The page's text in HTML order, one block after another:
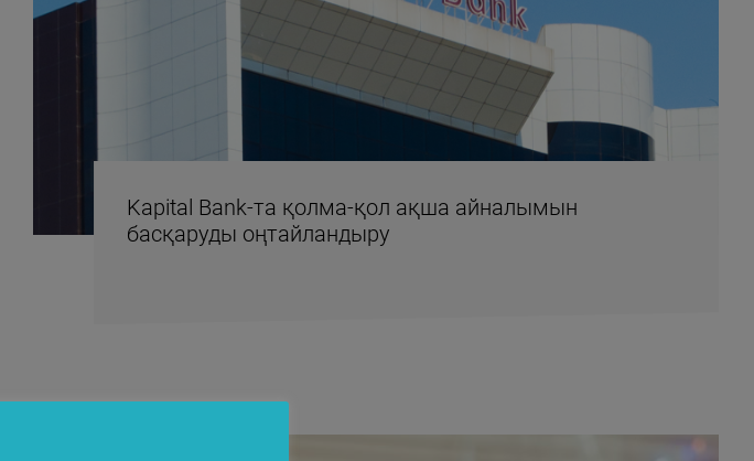
Kapital Bank-та қолма-қол ақша айналымын
басқаруды оңтайландыру